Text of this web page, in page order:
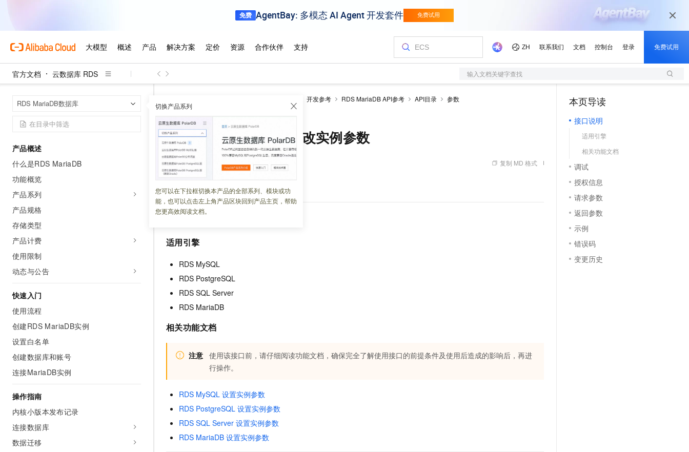
官方文档 云数据库 RDS 输入文档关键字查找
RDS MariaDB数据库 切换产品系列
您可以在下拉框切换本产品的全部系列、模块或功
能，也可以点击左上角产品区块回到产品主页，帮助
您更高效阅读文档。
产品概述
什么是RDS MariaDB
功能概览
产品系列
产品规格
存储类型
产品计费
使用限制
动态与公告
快速入门
使用流程
创建RDS MariaDB实例
设置白名单
创建数据库和账号
连接MariaDB实例
操作指南
内核小版本发布记录
连接数据库
数据迁移
开发参考 RDS MariaDB API参考 API目录
参数
ModifyParameter - 修改实例参数
ModifyParameter - 修改实例参数
更新时间：2026-04-16 01:28:20 复制 MD 格式
该接口用于修改 RDS 实例的参数值。
接口说明
适用引擎
RDS MySQL
RDS PostgreSQL
RDS SQL Server
RDS MariaDB
相关功能文档
注意 使用该接口前，请仔细阅读功能文档，确保完全了解使用接口的前提条件及使用后造成的影响后，再进
行操作。
RDS MySQL 设置实例参数
RDS PostgreSQL 设置实例参数
RDS SQL Server 设置实例参数
RDS MariaDB 设置实例参数
本页导读
接口说明
适用引擎
相关功能文档
调试
授权信息
请求参数
返回参数
示例
错误码
变更历史